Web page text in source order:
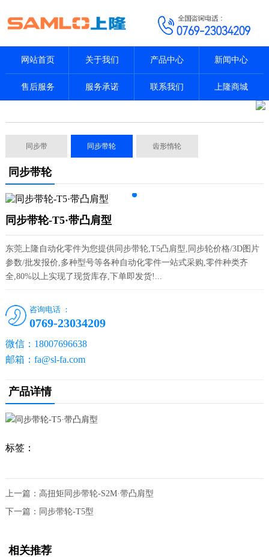
网站首页 关于我们 产品中心 新闻中心
售后服务 服务承诺 联系我们 上隆商城
同步带 同步带轮 齿形惰轮
同步带轮
同步带轮-T5·带凸肩型
东莞上隆自动化零件为您提供同步带轮,T5凸肩型,同步轮价格/3D图片
参数/批发报价,多种型号等各种自动化零件一站式采购,零件种类齐
全,80%以上实现了现货库存,下单即发货!...
咨询电话 ：
0769-23034209
微信：18007696638
邮箱：fa@sl-fa.com
产品详情
标签：
上一篇： 高扭矩同步带轮-S2M·带凸肩型
下一篇： 同步带轮-T5型
相关推荐